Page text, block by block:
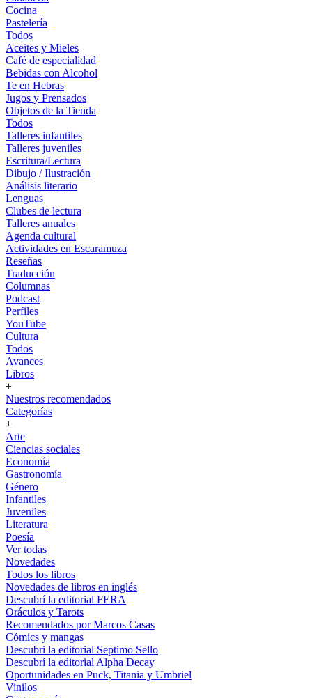
Cocina
Pastelería
Todos
Aceites y Mieles
Café de especialidad
Bebidas con Alcohol
Te en Hebras
Jugos y Prensados
Objetos de la Tienda
Todos
Talleres infantiles
Talleres juveniles
Escritura/Lectura
Dibujo / Ilustración
Análisis literario
Lenguas
Clubes de lectura
Talleres anuales
Agenda cultural
Actividades en Escaramuza
Reseñas
Traducción
Columnas
Podcast
Perfiles
YouTube
Cultura
Todos
Avances
Libros
+
Nuestros recomendados
Categorías
+
Arte
Ciencias sociales
Economía
Gastronomía
Género
Infantiles
Juveniles
Literatura
Poesía
Ver todas
Novedades
Todos los libros
Novedades de libros en inglés
Descubrí la editorial FERA
Oráculos y Tarots
Recomendados por Marcos Casas
Cómics y mangas
Descubri la editorial Septimo Sello
Descubrí la editorial Alpha Decay
Oportunidades en Puck, Titania y Umbriel
Vinilos